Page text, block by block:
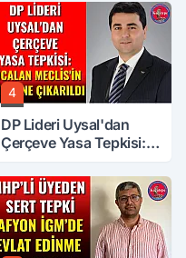
4
DP Lideri Uysal'dan
Çerçeve Yasa Tepkisi:
Üzerine Çıkarıldı